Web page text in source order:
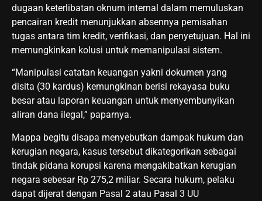
dugaan keterlibatan oknum internal dalam memuluskan
pencairan kredit menunjukkan absennya pemisahan
tugas antara tim kredit, verifikasi, dan penyetujuan. Hal ini
memungkinkan kolusi untuk memanipulasi sistem.
“Manipulasi catatan keuangan yakni dokumen yang
disita (30 kardus) kemungkinan berisi rekayasa buku
besar atau laporan keuangan untuk menyembunyikan
aliran dana ilegal,” paparnya.
Mappa begitu disapa menyebutkan dampak hukum dan
kerugian negara, kasus tersebut dikategorikan sebagai
tindak pidana korupsi karena mengakibatkan kerugian
negara sebesar Rp 275,2 miliar. Secara hukum, pelaku
dapat dijerat dengan Pasal 2 atau Pasal 3 UU